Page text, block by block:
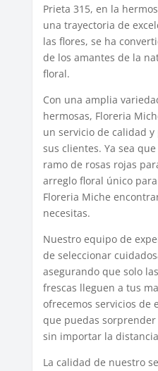
Prieta 315, en la
una trayectoria de
las flores, se ha
de los amantes de la
floral.
Con una amplia
hermosas, Floreria
un servicio de calidad
sus clientes. Ya sea
ramo de rosas rojas
arreglo floral único
Floreria Miche
necesitas.
Nuestro equipo de
de seleccionar
asegurando que solo
frescas lleguen a tus
ofrecemos servicios de
que puedas
sin importar la
La calidad de nuestro